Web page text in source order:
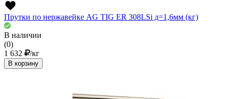
Прутки по нержавейке AG TIG ER 308LSi д=1,6мм (кг)
В наличии
(0)
1 632
/кг
В корзину